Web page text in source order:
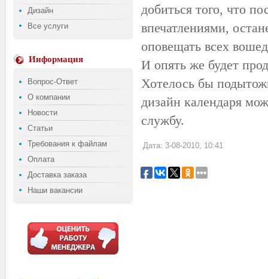
Дизайн
Все услуги
Информация
Вопрос-Ответ
О компании
Новости
Статьи
Требования к файлам
Оплата
Доставка заказа
Наши вакансии
добиться того, что
впечатлениями,
оповещать всех
И опять же будет
Хотелось бы
дизайн календаря
службу.
Дата: 3-08-2010, 10:41